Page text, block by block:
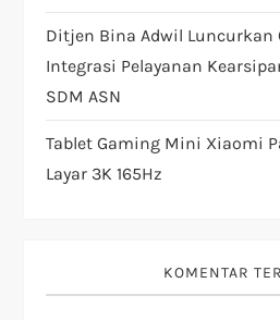
Ditjen Bina Adwil Luncurkan
Integrasi Pelayanan
SDM ASN
Tablet Gaming Mini Xiaomi
Layar 3K 165Hz
KOMENTAR